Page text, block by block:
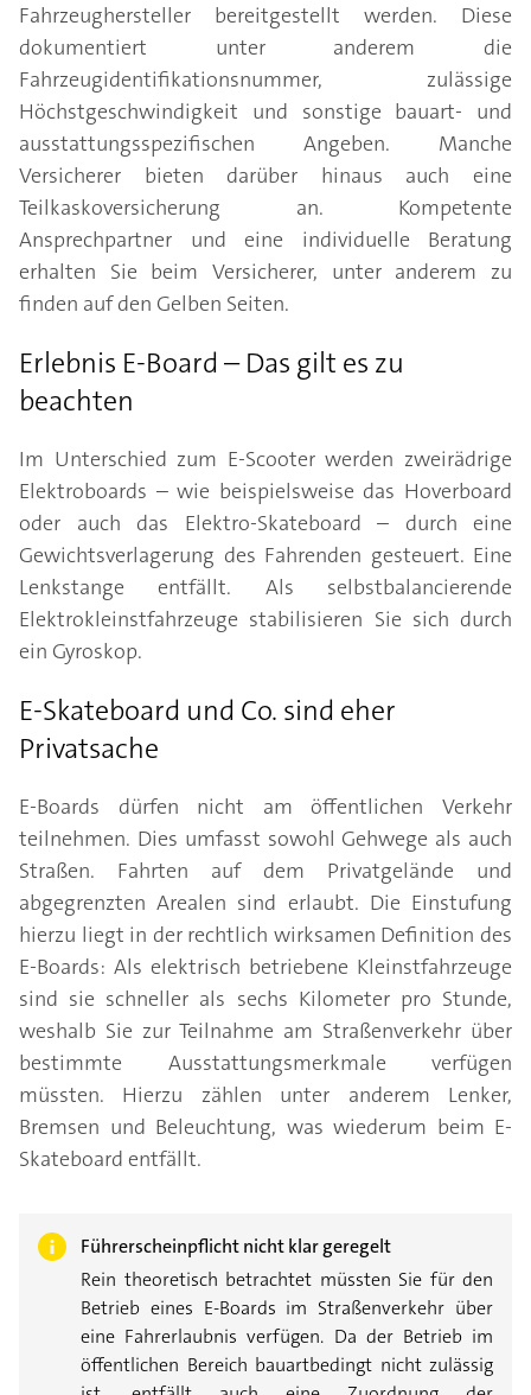
Fahrzeughersteller bereitgestellt werden. Diese
dokumentiert unter anderem die
Fahrzeugidentifikationsnummer, zulässige
Höchstgeschwindigkeit und sonstige bauart- und
ausstattungsspezifischen Angeben. Manche
Versicherer bieten darüber hinaus auch eine
Teilkaskoversicherung an. Kompetente
Ansprechpartner und eine individuelle Beratung
erhalten Sie beim Versicherer, unter anderem zu
finden auf den Gelben Seiten.
Erlebnis E-Board – Das gilt es zu
beachten
Im Unterschied zum E-Scooter werden zweirädrige
Elektroboards – wie beispielsweise das Hoverboard
oder auch das Elektro-Skateboard – durch eine
Gewichtsverlagerung des Fahrenden gesteuert. Eine
Lenkstange entfällt. Als selbstbalancierende
Elektrokleinstfahrzeuge stabilisieren Sie sich durch
ein Gyroskop.
E-Skateboard und Co. sind eher
Privatsache
E-Boards dürfen nicht am öffentlichen Verkehr
teilnehmen. Dies umfasst sowohl Gehwege als auch
Straßen. Fahrten auf dem Privatgelände und
abgegrenzten Arealen sind erlaubt. Die Einstufung
hierzu liegt in der rechtlich wirksamen Definition des
E-Boards: Als elektrisch betriebene Kleinstfahrzeuge
sind sie schneller als sechs Kilometer pro Stunde,
weshalb Sie zur Teilnahme am Straßenverkehr über
bestimmte Ausstattungsmerkmale verfügen
müssten. Hierzu zählen unter anderem Lenker,
Bremsen und Beleuchtung, was wiederum beim E-
Skateboard entfällt.
Führerscheinpflicht nicht klar geregelt
Rein theoretisch betrachtet müssten Sie für den
Betrieb eines E-Boards im Straßenverkehr über
eine Fahrerlaubnis verfügen. Da der Betrieb im
öffentlichen Bereich bauartbedingt nicht zulässig